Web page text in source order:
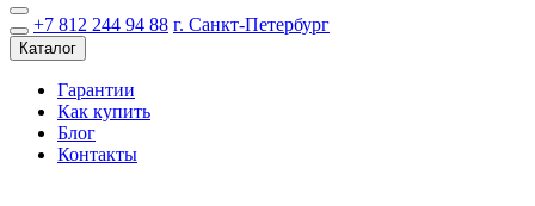
+7 812 244 94 88 г. Санкт-Петербург
Каталог
Гарантии
Как купить
Блог
Контакты